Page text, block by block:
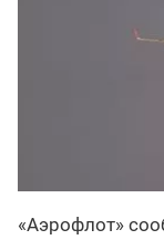
«Аэрофлот»